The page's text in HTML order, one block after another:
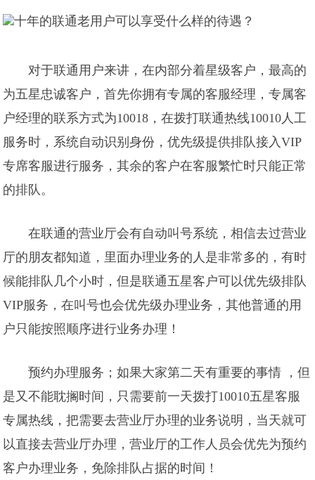
对于联通用户来讲，在内部分着星级客户，最高的
为五星忠诚客户，首先你拥有专属的客服经理，专属客
户经理的联系方式为10018，在拨打联通热线10010人工
服务时，系统自动识别身份，优先级提供排队接入VIP
专席客服进行服务，其余的客户在客服繁忙时只能正常
的排队。
在联通的营业厅会有自动叫号系统，相信去过营业
厅的朋友都知道，里面办理业务的人是非常多的，有时
候能排队几个小时，但是联通五星客户可以优先级排队
VIP服务，在叫号也会优先级办理业务，其他普通的用
户只能按照顺序进行业务办理！
预约办理服务；如果大家第二天有重要的事情 ，但
是又不能耽搁时间，只需要前一天拨打10010五星客服
专属热线，把需要去营业厅办理的业务说明，当天就可
以直接去营业厅办理，营业厅的工作人员会优先为预约
客户办理业务，免除排队占据的时间！